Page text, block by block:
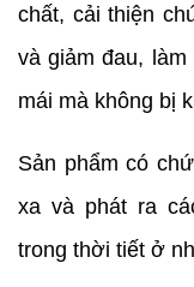
chất, cải thiện
và giảm đau,
mái mà không bị
Sản phẩm có
xa và phát ra
trong thời tiết ở